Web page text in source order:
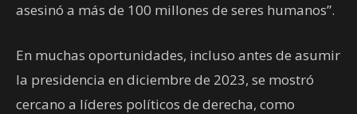
asesinó a más de 100 millones de seres humanos”.
En muchas oportunidades, incluso antes de asumir
la presidencia en diciembre de 2023, se mostró
cercano a líderes políticos de derecha, como